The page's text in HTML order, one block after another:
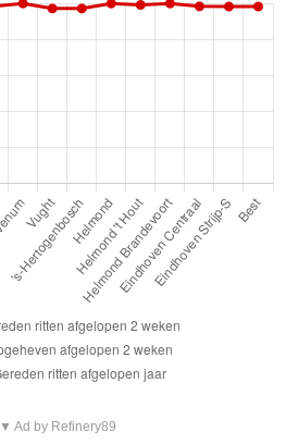
▼ Ad by Refinery89